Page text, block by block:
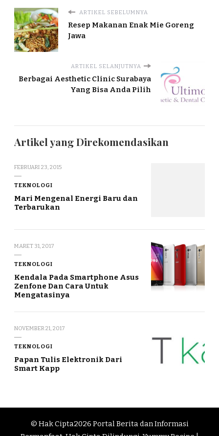
ARTIKEL SEBELUMNYA
Resep Makanan Enak Mie Goreng
Jawa
ARTIKEL SELANJUTNYA
Berbagai Aesthetic Clinic Surabaya
Yang Bisa Anda Pilih
Artikel yang Direkomendasikan
FEBRUARI 23, 2015
TEKNOLOGI
Mari Mengenal Energi Baru dan
Terbarukan
MARET 31, 2017
TEKNOLOGI
Kendala Pada Smartphone Asus
Zenfone Dan Cara Untuk
Mengatasinya
NOVEMBER 21, 2017
TEKNOLOGI
Papan Tulis Elektronik Dari
Smart Kapp
© Hak Cipta2026 Portal Berita dan Informasi